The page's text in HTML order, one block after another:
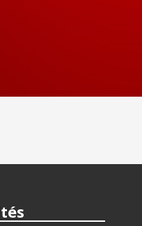
/ 2024
/ 2022